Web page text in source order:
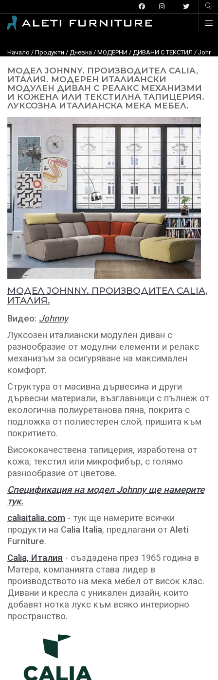
Начало / Продукти / Дневна / МОДЕРНИ / ДИВАНИ С ТЕКСТИЛ /
МОДЕЛ JOHNNY. ПРОИЗВОДИТЕЛ CALIA,
ИТАЛИЯ. МОДЕРЕН ИТАЛИАНСКИ
МОДУЛЕН ДИВАН С РЕЛАКС МЕХАНИЗМИ
И КОЖЕНА ИЛИ ТЕКСТИЛНА ТАПИЦЕРИЯ.
ЛУКСОЗНА ИТАЛИАНСКА МЕКА МЕБЕЛ.
МОДЕЛ JOHNNY. ПРОИЗВОДИТЕЛ CALIA,
ИТАЛИЯ.
Видео: Johnny
Луксозен италиански модулен диван с
разнообразие от модулни елементи и релакс
механизъм за осигуряване на максимален
комфорт.
Структура от масивна дървесина и други
дървесни материали, възглавници с пълнеж от
екологична полиуретанова пяна, покрита с
подложка от полиестерен слой, пришита към
покритието.
Висококачествена тапицерия, изработена от
кожа, текстил или микрофибър, с голямо
разнообразие от цветове.
Спецификация на модел Johnny ще намерите
тук.
caliaitalia.com - тук ще намерите всички
продукти на Calia Italia, предлагани от Aleti
Furniture.
Calia, Италия - създадена през 1965 година в
Матера, компанията става лидер в
производството на мека мебел от висок клас.
Дивани и кресла с уникален дизайн, които
добавят нотка лукс към всяко интериорно
пространство.